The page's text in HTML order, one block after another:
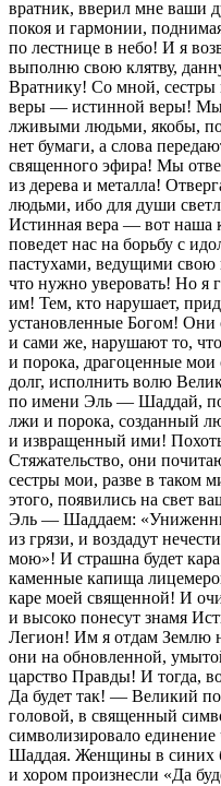
вратник, вверил мне ваши
покоя и гармонии,
по лестнице в небо! И я
выполню свою клятву,
Вратнику! Со мной, сестры
веры — истинной веры! Мы
лживыми людьми, якобы,
нет бумаги, а слова
священного эфира! Мы
из дерева и металла!
людьми, ибо для души
Истинная вера — вот наша
поведет нас на борьбу с
пастухами, ведущими свою
что нужно уверовать! Но я
им! Тем, кто нарушает,
установленные Богом! Они
и сами же, нарушают то,
и порока, драгоценные
долг, исполнить волю
по имени Эль — Шаддай,
лжи и порока, созданный
и извращенный ими!
Стяжательство, они
сестры мои, разве в таком
этого, появились на свет
Эль — Шаддаем:
из грязи, и воздадут
мою»! И страшна будет
каменные капища
каре моей священной! И
и высоко понесут знамя
Легион! Им я отдам Землю
они на обновленной,
царство Правды! И тогда,
Да будет так! — Великий
головой, в священный
символизировало
Шаддая. Женщины в синих
и хором произнесли «Да